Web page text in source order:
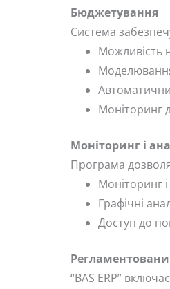
Бюджетування
Система
Можливість
Моніторинг
Моніторинг і
Програма
Моніторинг
Графічні
Доступ до
“BAS ERP”